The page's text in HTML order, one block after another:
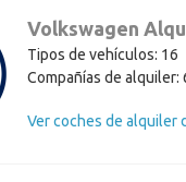
Volkswagen
Tipos de vehículos: 16
Compañías de alquiler:
Ver coches de alquiler